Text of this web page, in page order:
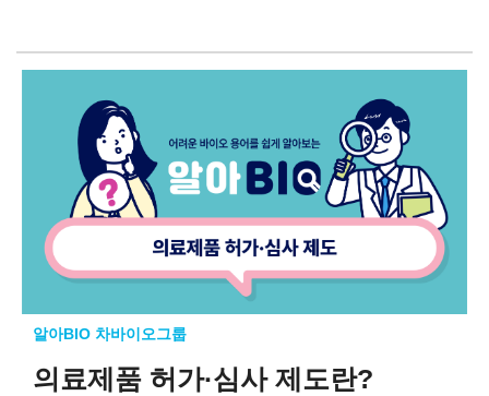
알아BIO 차바이오그룹
의료제품 허가·심사 제도란?